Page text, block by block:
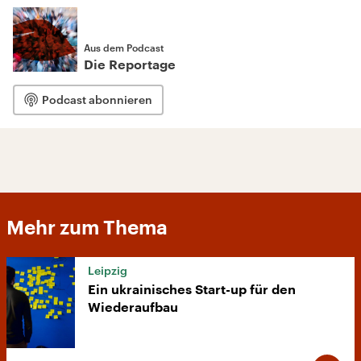
Aus dem Podcast
Die Reportage
Podcast abonnieren
Mehr zum Thema
Leipzig
Ein ukrainisches Start-up für den
Wiederaufbau